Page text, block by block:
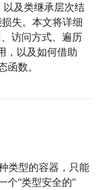
以及类继承层次结
失。本文将详细
访问方式、遍历
，以及如何借助
函数。
类型的容器，只能
个“类型安全的”